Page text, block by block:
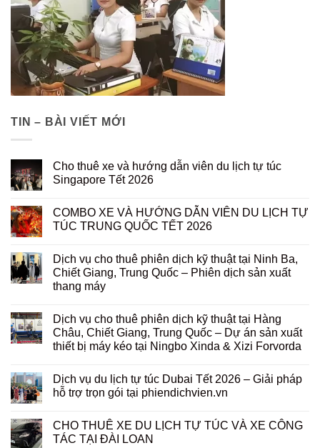
TIN – BÀI VIẾT MỚI
Cho thuê xe và hướng dẫn viên du lịch tự túc
Singapore Tết 2026
COMBO XE VÀ HƯỚNG DẪN VIÊN DU LỊCH TỰ
TÚC TRUNG QUỐC TẾT 2026
Dịch vụ cho thuê phiên dịch kỹ thuật tại Ninh Ba,
Chiết Giang, Trung Quốc – Phiên dịch sản xuất
thang máy
Dịch vụ cho thuê phiên dịch kỹ thuật tại Hàng
Châu, Chiết Giang, Trung Quốc – Dự án sản xuất
thiết bị máy kéo tại Ningbo Xinda & Xizi Forvorda
Dịch vụ du lịch tự túc Dubai Tết 2026 – Giải pháp
hỗ trợ trọn gói tại phiendichvien.vn
CHO THUÊ XE DU LỊCH TỰ TÚC VÀ XE CÔNG
TÁC TẠI ĐÀI LOAN